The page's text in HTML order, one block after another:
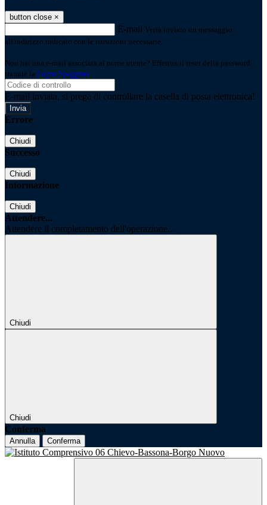
button close ×
E-mail Verrà inviato un messaggio
all'indirizzo indicato con le istruzioni necessarie.
Non hai una e-mail associata al nome utente? Effettua il reset della password
tramite la Login Spaggiari
E-mail inviata, si prega di controllare la casella di posta elettronica!
Errore
Chiudi
Successo
Chiudi
Informazione
Chiudi
Attendere...
Attendere il completamento dell'operazione...
Chiudi
Chiudi
Conferma
Annulla Conferma